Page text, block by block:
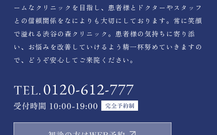
ームなクリニックを目指し、患者様とドクターやスタッフ
との信頼関係をなによりも大切にしております。常に笑顔
で溢れる渋谷の森クリニック。患者様の気持ちに寄り添
い、お悩みを改善していけるよう精一杯努めていきますの
で、どうぞ安心してご来院ください。